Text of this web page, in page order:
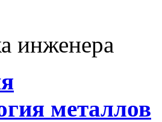
инженера
металлов